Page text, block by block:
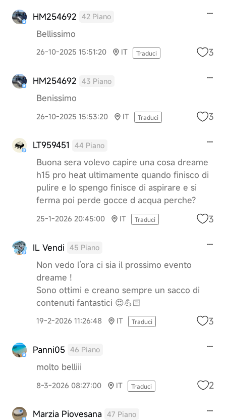
HM254692 42 Piano
Bellissimo
26-10-2025 15:51:20 IT Traduci 3
HM254692 43 Piano
Benissimo
26-10-2025 15:53:20 IT Traduci 3
LT959451 44 Piano
Buona sera volevo capire una cosa dreame
h15 pro heat ultimamente quando finisco di
pulire e lo spengo finisce di aspirare e si
ferma poi perde gocce d acqua perche?
25-1-2026 20:45:00 IT Traduci 3
IL Vendi 45 Piano
Non vedo l’ora ci sia il prossimo evento
dreame !
Sono ottimi e creano sempre un sacco di
contenuti fantastici 😍💪🏻
19-2-2026 11:26:48 IT Traduci 3
Panni05 46 Piano
molto belliii
8-3-2026 08:27:00 IT Traduci 2
Marzia Piovesana 47 Piano